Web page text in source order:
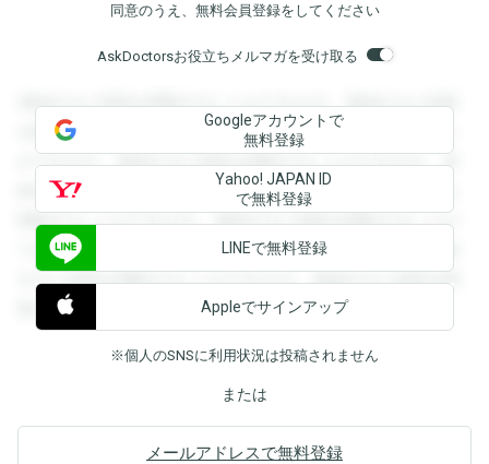
同意のうえ、無料会員登録をしてください
AskDoctorsお役立ちメルマガを受け取る
登録すると回答を閲覧することができます。登録すると回答
を閲覧することができます。登録すると回答を閲覧すること
ができます。登録すると回答を閲覧することができます。登
録すると回答を閲覧することができます。登録すると回答を
閲覧することができます。登録すると回答を閲覧することが
できます。登録すると回答を閲覧することができます。登録
すると回答を閲覧することができます。登録すると回答を閲
覧することができます。
Googleアカウントで
無料登録
Yahoo! JAPAN ID
で無料登録
LINEで無料登録
Appleでサインアップ
※個人のSNSに利用状況は投稿されません
または
メールアドレスで無料登録